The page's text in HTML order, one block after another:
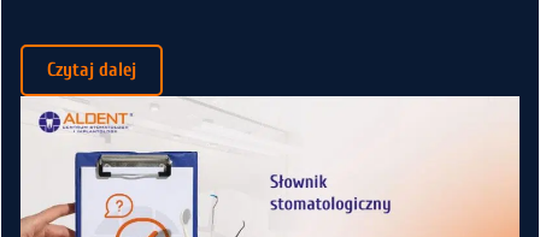
Czytaj dalej